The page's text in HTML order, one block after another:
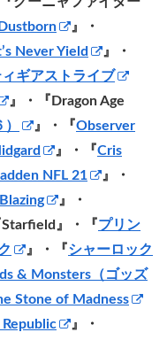
』・
Never Yield 』
・
ィギアストライブ
』・『Dragon Age
』・『Observer
』・『Cris
NFL 21
』・
』・
Starfield』・『プリン
』・『シャーロック
& Monsters（ゴッズ
Stone of Madness
Republic
』・